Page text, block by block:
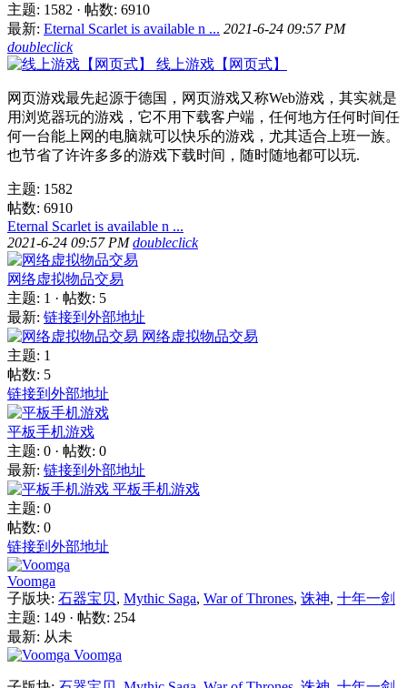
主题: 1582 · 帖数: 6910
最新: Eternal Scarlet is available n ... 2021-6-24 09:57 PM
doubleclick
线上游戏【网页式】
网页游戏最先起源于德国，网页游戏又称Web游戏，其实就是
用浏览器玩的游戏，它不用下载客户端，任何地方任何时间任
何一台能上网的电脑就可以快乐的游戏，尤其适合上班一族。
也节省了许许多多的游戏下载时间，随时随地都可以玩.
主题: 1582
帖数: 6910
Eternal Scarlet is available n ...
2021-6-24 09:57 PMdoubleclick
网络虚拟物品交易
主题: 1 · 帖数: 5
最新: 链接到外部地址
网络虚拟物品交易
主题: 1
帖数: 5
链接到外部地址
平板手机游戏
主题: 0 · 帖数: 0
最新: 链接到外部地址
平板手机游戏
主题: 0
帖数: 0
链接到外部地址
Voomga
子版块: 石器宝贝, Mythic Saga, War of Thrones, 诛神, 十年一剑
主题: 149 · 帖数: 254
最新: 从未
Voomga